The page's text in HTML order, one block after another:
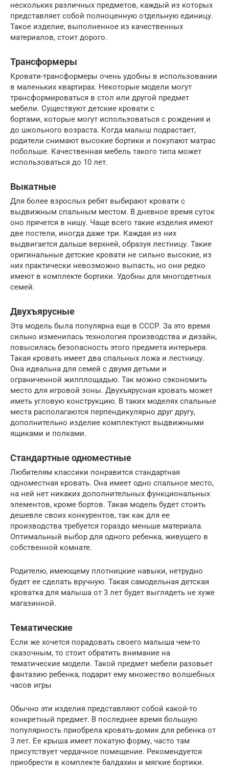
нескольких различных предметов, каждый из которых
представляет собой полноценную отдельную единицу.
Такое изделие, выполненное из качественных
материалов, стоит дорого.
Трансформеры
Кровати-трансформеры очень удобны в использовании
в маленьких квартирах. Некоторые модели могут
трансформироваться в стол или другой предмет
мебели. Существуют детские кровати с
бортами, которые могут использоваться с рождения и
до школьного возраста. Когда малыш подрастает,
родители снимают высокие бортики и покупают матрас
побольше. Качественная мебель такого типа может
использоваться до 10 лет.
Выкатные
Для более взрослых ребят выбирают кровати с
выдвижным спальным местом. В дневное время суток
оно прячется в нишу. Чаще всего такие изделия имеют
две постели, иногда даже три. Каждая из них
выдвигается дальше верхней, образуя лестницу. Такие
оригинальные детские кровати не сильно высокие, из
них практически невозможно выпасть, но они редко
имеют в комплекте бортики. Удобны для многодетных
семей.
Двухъярусные
Эта модель была популярна еще в СССР. За это время
сильно изменилась технология производства и дизайн,
повысилась безопасность этого предмета интерьера.
Такая кровать имеет два спальных ложа и лестницу.
Она идеальна для семей с двумя детьми и
ограниченной жилплощадью. Так можно сэкономить
место для игровой зоны. Двухъярусная кровать может
иметь угловую конструкцию. В таких моделях спальные
места располагаются перпендикулярно друг другу,
дополнительно изделие комплектуют выдвижными
ящиками и полками.
Стандартные одноместные
Любителям классики понравится стандартная
одноместная кровать. Она имеет одно спальное место,
на ней нет никаких дополнительных функциональных
элементов, кроме бортов. Такая модель будет стоить
дешевле своих конкурентов, так как для ее
производства требуется гораздо меньше материала.
Оптимальный выбор для одного ребенка, живущего в
собственной комнате.
Родителю, имеющему плотницкие навыки, нетрудно
будет ее сделать вручную. Такая самодельная детская
кроватка для малыша от 3 лет будет выглядеть не хуже
магазинной.
Тематические
Если же хочется порадовать своего малыша чем-то
сказочным, то стоит обратить внимание на
тематические модели. Такой предмет мебели разовьет
фантазию ребенка, подарит ему множество волшебных
часов игры
Обычно эти изделия представляют собой какой-то
конкретный предмет. В последнее время большую
популярность приобрела кровать-домик для ребенка от
3 лет. Ее крыша имеет покатую форму, часто там
присутствует чердачное помещение. Рекомендуется
приобрести в комплекте балдахин и мягкие бортики.